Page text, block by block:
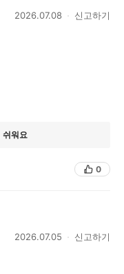
2026.07.08 신고하기
쉬워요
0
2026.07.05 신고하기